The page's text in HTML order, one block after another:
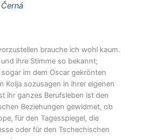
brauche ich wohl kaum.
ihre Stimme so bekannt;
im dem Oscar gekrönten
Kolja sozusagen in ihrer eigenen
ihr ganzes Berufsleben ist den
Beziehungen gewidmet, ob
für den Tagesspiegel, die
oder für den Tschechischen